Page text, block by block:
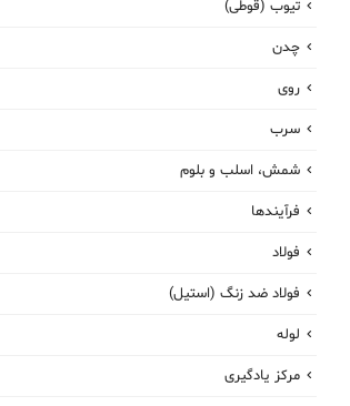
تیوب (قوطی)
چدن
روی
سرب
شمش، اسلب و بلوم
فرآیندها
فولاد
فولاد ضد زنگ (استیل)
لوله
مرکز یادگیری